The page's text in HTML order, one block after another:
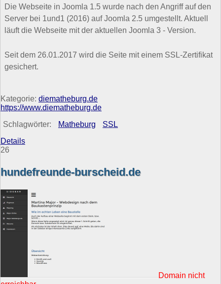
Die Webseite in Joomla 1.5 wurde nach den Angriff auf den
Server bei 1und1 (2016) auf Joomla 2.5 umgestellt. Aktuell
läuft die Webseite mit der aktuellen Joomla 3 - Version.
Seit dem 26.01.2017 wird die Seite mit einem SSL-Zertifikat
gesichert.
Kategorie: diematheburg.de
https://www.diematheburg.de
Schlagwörter:
Matheburg
SSL
Details
26
hundefreunde-burscheid.de
Domain nicht